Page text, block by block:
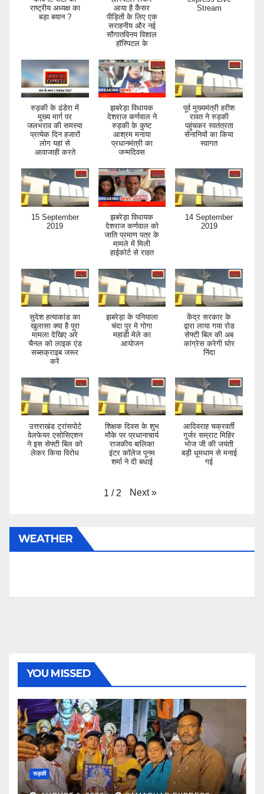
बड़ा बयान ?
पीड़ितों के लिए एक
सराहनीय और नई
सौगातविनय विशाल
हॉस्पिटल के
रुड़की के ढंडेरा में
मुख्य मार्ग पर
जलभराव की समस्या
प्रत्येक दिन हजारों
लोग यहां से
आवाजाही करते
झबरेड़ा विधायक
देशराज कर्णवाल ने
रुड़की के कुष्ट
आश्रम मनाया
प्रधानमंत्री का
जन्मदिवस
पूर्व मुख्यमंत्री हरीश
रावत ने रुड़की
पहुंचकर स्वतंत्रता
सेनानियों का किया
स्वागत
15 September
2019
झबरेड़ा विधायक
देशराज कर्णवाल को
जाति प्रमाण पत्र के
मामले में मिली
हाईकोर्ट से राहत
14 September
2019
सुदेश हत्याकांड का
खुलासा क्या है पूरा
मामला देखिए अरे
चैनल को लाइक एंड
सब्सक्राइब जरूर
करें
झबरेड़ा के पनियाला
चंदा पुर मे गोगा
महाडी मेले का
आयोजन
केंद्र सरकार के
द्वारा लाया गया रोड
सेफ्टी बिल की अब
कांग्रेस करेगी घोर
निंदा
उत्तराखंड ट्रांसपोर्ट
वेलफेयर एसोसिएशन
ने इस सेफ्टी बिल को
लेकर किया विरोध
शिक्षक दिवस के शुभ
मौके पर प्रधानाचार्य
राजकीय बालिका
इंटर कॉलेज पूनम
शर्मा ने दी बधाई
आदिवराह चक्रवर्ती
गुर्जर सम्राट मिहिर
भोज जी की जयंती
बड़ी धूमधाम से मनाई
गई
WEATHER
YOU MISSED
रूड़की
AUGUST 6, 2026 SAMACHAR EXPRESS